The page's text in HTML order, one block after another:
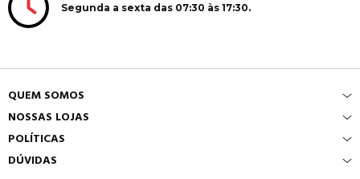
Segunda a sexta das 07:30 às 17:30.
QUEM SOMOS
NOSSAS LOJAS
POLÍTICAS
DÚVIDAS